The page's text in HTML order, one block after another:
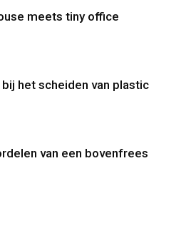
meets tiny office
het scheiden van plastic
van een bovenfrees